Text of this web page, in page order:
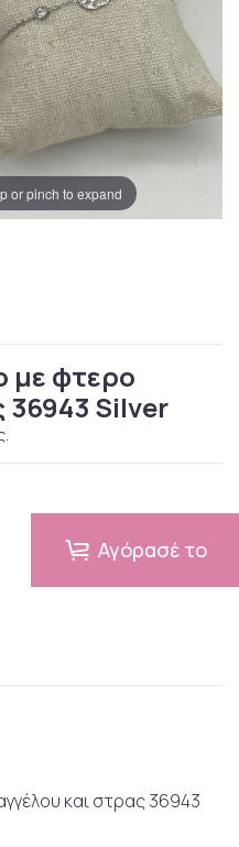
or pinch to expand
με φτερo
36943 Silver
Αγόρασέ το
και στρας 36943